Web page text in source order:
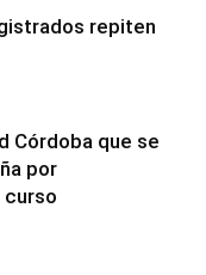
repiten
Córdoba que se
por
curso